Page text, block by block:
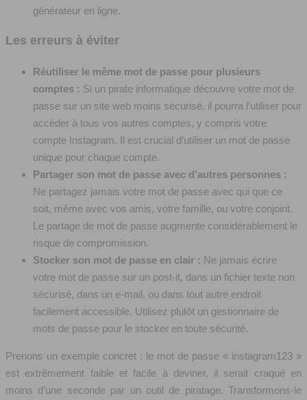
générateur en ligne.
Les erreurs à éviter
Réutiliser le même mot de passe pour plusieurs
comptes : Si un pirate informatique découvre votre mot de
passe sur un site web moins sécurisé, il pourra l’utiliser pour
accéder à tous vos autres comptes, y compris votre
compte Instagram. Il est crucial d’utiliser un mot de passe
unique pour chaque compte.
Partager son mot de passe avec d’autres personnes :
Ne partagez jamais votre mot de passe avec qui que ce
soit, même avec vos amis, votre famille, ou votre conjoint.
Le partage de mot de passe augmente considérablement le
risque de compromission.
Stocker son mot de passe en clair : Ne jamais écrire
votre mot de passe sur un post-it, dans un fichier texte non
sécurisé, dans un e-mail, ou dans tout autre endroit
facilement accessible. Utilisez plutôt un gestionnaire de
mots de passe pour le stocker en toute sécurité.
Prenons un exemple concret : le mot de passe « instagram123 »
est extrêmement faible et facile à deviner, il serait craqué en
moins d’une seconde par un outil de piratage. Transformons-le